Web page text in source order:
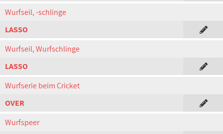
Wurfseil, -schlinge
LASSO
Wurfseil, Wurfschlinge
LASSO
Wurfserie beim Cricket
OVER
Wurfspeer